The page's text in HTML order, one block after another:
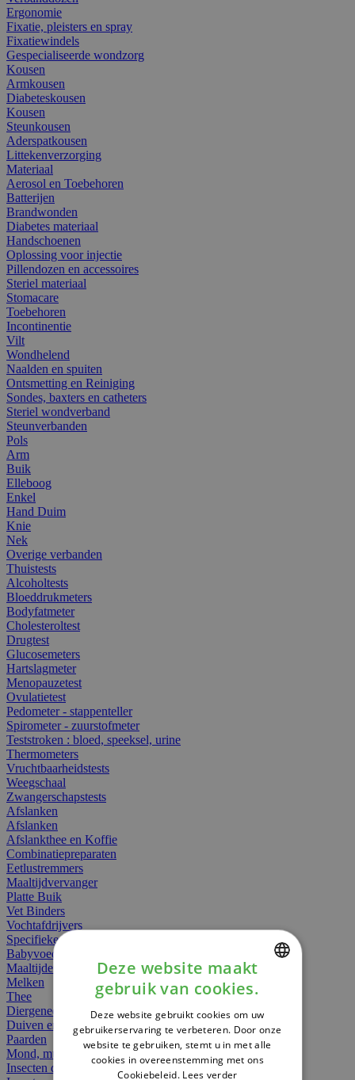
Ergonomie
Fixatie, pleisters en spray
Fixatiewindels
Gespecialiseerde wondzorg
Kousen
Armkousen
Diabeteskousen
Kousen
Steunkousen
Aderspatkousen
Littekenverzorging
Materiaal
Aerosol en Toebehoren
Batterijen
Brandwonden
Diabetes materiaal
Handschoenen
Oplossing voor injectie
Pillendozen en accessoires
Steriel materiaal
Stomacare
Toebehoren
Incontinentie
Vilt
Wondhelend
Naalden en spuiten
Ontsmetting en Reiniging
Sondes, baxters en catheters
Steriel wondverband
Steunverbanden
Pols
Arm
Buik
Elleboog
Enkel
Hand Duim
Knie
Nek
Overige verbanden
Thuistests
Alcoholtests
Bloeddrukmeters
Bodyfatmeter
Cholesteroltest
Drugtest
Glucosemeters
Hartslagmeter
Menopauzetest
Ovulatietest
Pedometer - stappenteller
Spirometer - zuurstofmeter
Teststroken : bloed, speeksel, urine
Thermometers
Vruchtbaarheidstests
Weegschaal
Zwangerschapstests
Afslanken
Afslanken
Afslankthee en Koffie
Combinatiepreparaten
Eetlustremmers
Maaltijdvervanger
Platte Buik
Vet Binders
Vochtafdrijvers
Specifieke Voeding
Babyvoeding
Maaltijden
Melken
Thee
Diergeneesmiddelen
Duiven en vogels
Paarden
Mond, muil of snavel
Insecten dieren
DUTCH
FRENCH
ENGLISH
Deze website maakt
gebruik van cookies.
Deze website gebruikt cookies om uw
gebruikerservaring te verbeteren. Door onze
website te gebruiken, stemt u in met alle
cookies in overeenstemming met ons
Cookiebeleid. Lees verder